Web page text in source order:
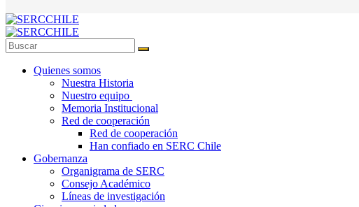
Quienes somos
Nuestra Historia
Nuestro equipo
Memoria Institucional
Red de cooperación
Red de cooperación
Han confiado en SERC Chile
Gobernanza
Organigrama de SERC
Consejo Académico
Líneas de investigación